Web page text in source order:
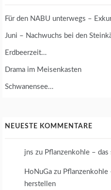
Für den NABU unterwegs –
Juni – Nachwuchs bei den
Erdbeerzeit…
Drama im Meisenkasten
Schwanensee…
NEUESTE KOMMENTARE
jns zu Pflanzenkohle –
HoNuGa zu Pflanzenkohle
herstellen